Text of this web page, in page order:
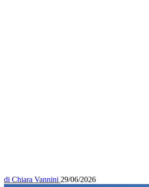
di Chiara Vannini 29/06/2026